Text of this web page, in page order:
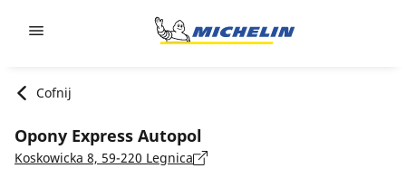
Cofnij
Opony Express Autopol
Koskowicka 8, 59-220 Legnica